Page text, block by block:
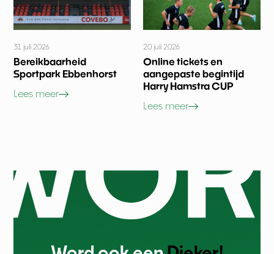
31 juli 2026
Bereikbaarheid
Sportpark Ebbenhorst
Lees meer
20 juli 2026
Online tickets en
aangepaste begintijd
Harry Hamstra CUP
Lees meer